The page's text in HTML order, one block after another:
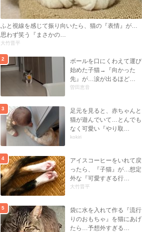
ふと視線を感じて振り向いたら、猫の『表情』が…
思わず笑う『まさかの…
大竹晋平
2
ボールを口にくわえて運び
始めた子猫→『向かった
先』が…涙が出るほど…
曽田恵音
3
足元を見ると、赤ちゃんと
猫が遊んでいて…とんでも
なく可愛い『やり取…
kokiri
4
アイスコーヒーをいれて戻
ったら、『子猫』が…想定
外な『可愛すぎる行…
大竹晋平
5
袋に水を入れて作る『流行
りのおもちゃ』を猫にあげ
たら…予想外すぎる…